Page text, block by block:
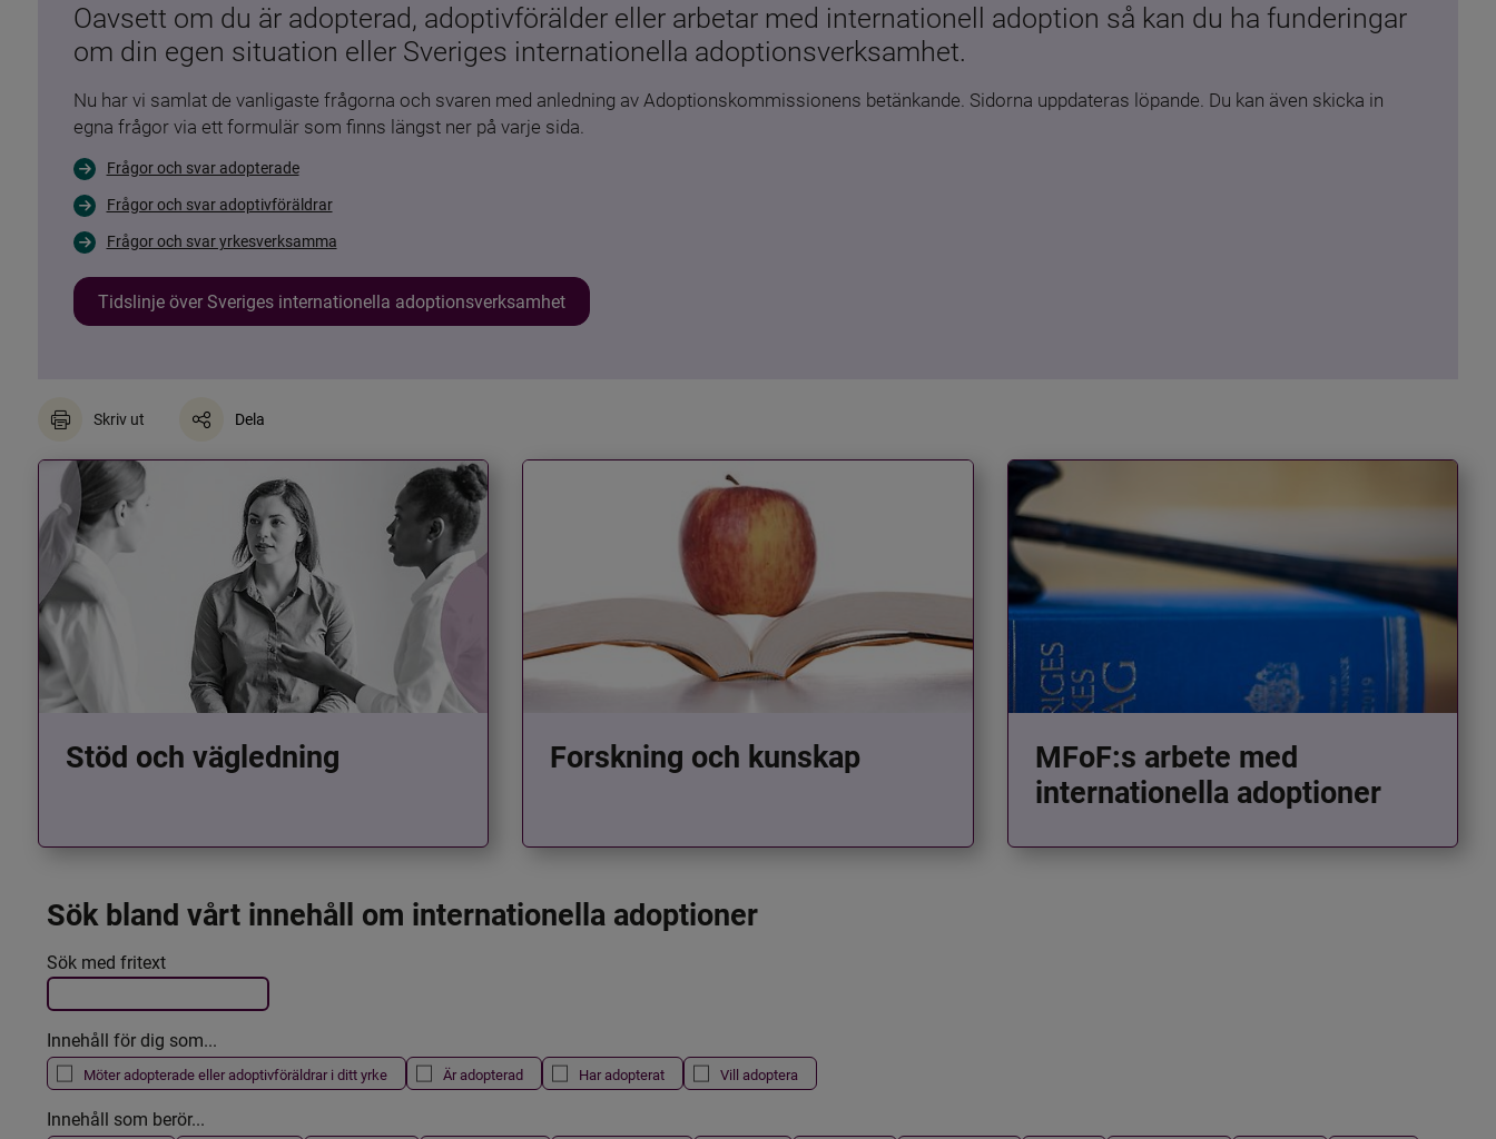
Oavsett om du är adopterad, adoptivförälder eller arbetar med internationell adoption så kan du ha funderingar
om din egen situation eller Sveriges internationella adoptionsverksamhet.
Nu har vi samlat de vanligaste frågorna och svaren med anledning av Adoptionskommissionens betänkande. Sidorna uppdateras löpande. Du kan även skicka in
egna frågor via ett formulär som finns längst ner på varje sida.
Frågor och svar adopterade
Frågor och svar adoptivföräldrar
Frågor och svar yrkesverksamma
Tidslinje över Sveriges internationella adoptionsverksamhet
Skriv ut Dela
Stöd och vägledning Forskning och kunskap
MFoF:s arbete med
internationella adoptioner
Sök bland vårt innehåll om internationella adoptioner
Filtrera resultatet
Det här formuläret postas automatiskt
Sök med fritext
Innehåll för dig som...
Möter adopterade eller adoptivföräldrar i ditt yrke Är adopterad Har adopterat Vill adoptera
Innehåll som berör...